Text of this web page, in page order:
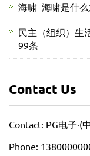
海啸_海啸是什
民主（组织）生
99条
Contact Us
Contact: PG电子·(
Phone: